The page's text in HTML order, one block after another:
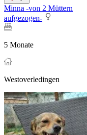
Minna -von 2 Müttern
aufgezogen-
5 Monate
Westoverledingen